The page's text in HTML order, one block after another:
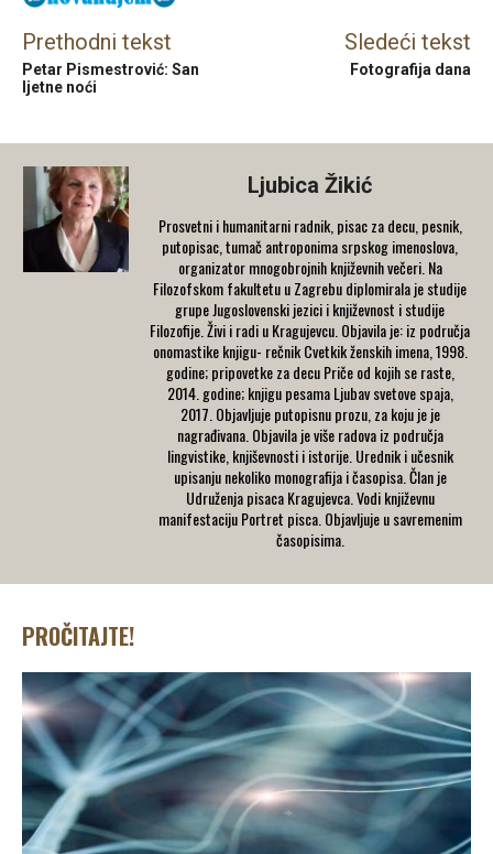
Prethodni tekst
Petar Pismestrović: San
ljetne noći
Sledeći tekst
Fotografija dana
Ljubica Žikić
Prosvetni i humanitarni radnik, pisac za decu, pesnik,
putopisac, tumač antroponima srpskog imenoslova,
organizator mnogobrojnih književnih večeri. Na
Filozofskom fakultetu u Zagrebu diplomirala je studije
grupe Jugoslovenski jezici i književnost i studije
Filozofije. Živi i radi u Kragujevcu. Objavila je: iz područja
onomastike knjigu- rečnik Cvetkik ženskih imena, 1998.
godine; pripovetke za decu Priče od kojih se raste,
2014. godine; knjigu pesama Ljubav svetove spaja,
2017. Objavljuje putopisnu prozu, za koju je je
nagrađivana. Objavila je više radova iz područja
lingvistike, knjiševnosti i istorije. Urednik i učesnik
upisanju nekoliko monografija i časopisa. Član je
Udruženja pisaca Kragujevca. Vodi književnu
manifestaciju Portret pisca. Objavljuje u savremenim
časopisima.
PROČITAJTE!